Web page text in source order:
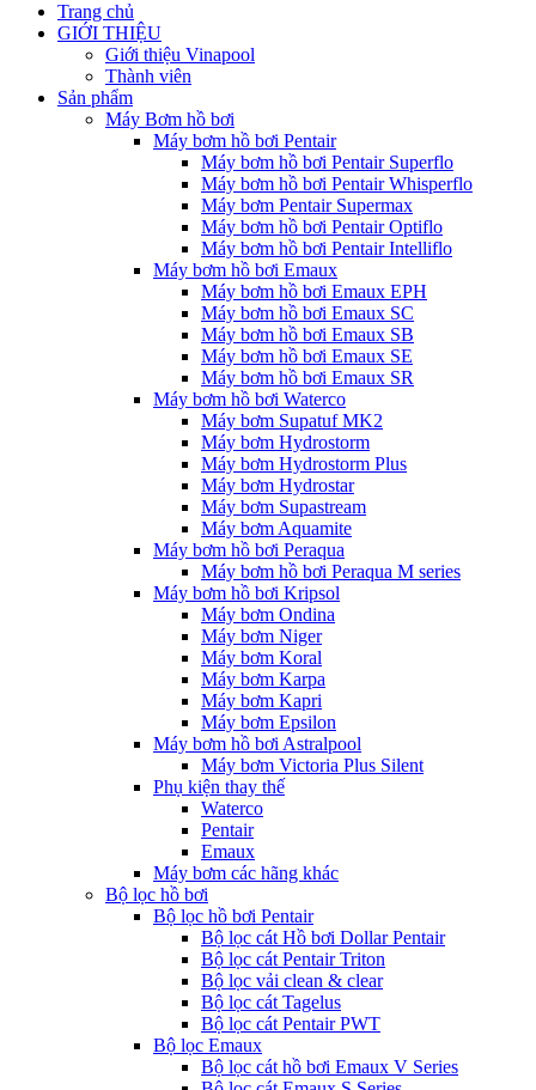
Trang chủ
GIỚI THIỆU
Giới thiệu Vinapool
Thành viên
Sản phẩm
Máy Bơm hồ bơi
Máy bơm hồ bơi Pentair
Máy bơm hồ bơi Pentair Superflo
Máy bơm hồ bơi Pentair Whisperflo
Máy bơm Pentair Supermax
Máy bơm hồ bơi Pentair Optiflo
Máy bơm hồ bơi Pentair Intelliflo
Máy bơm hồ bơi Emaux
Máy bơm hồ bơi Emaux EPH
Máy bơm hồ bơi Emaux SC
Máy bơm hồ bơi Emaux SB
Máy bơm hồ bơi Emaux SE
Máy bơm hồ bơi Emaux SR
Máy bơm hồ bơi Waterco
Máy bơm Supatuf MK2
Máy bơm Hydrostorm
Máy bơm Hydrostorm Plus
Máy bơm Hydrostar
Máy bơm Supastream
Máy bơm Aquamite
Máy bơm hồ bơi Peraqua
Máy bơm hồ bơi Peraqua M series
Máy bơm hồ bơi Kripsol
Máy bơm Ondina
Máy bơm Niger
Máy bơm Koral
Máy bơm Karpa
Máy bơm Kapri
Máy bơm Epsilon
Máy bơm hồ bơi Astralpool
Máy bơm Victoria Plus Silent
Phụ kiện thay thế
Waterco
Pentair
Emaux
Máy bơm các hãng khác
Bộ lọc hồ bơi
Bộ lọc hồ bơi Pentair
Bộ lọc cát Hồ bơi Dollar Pentair
Bộ lọc cát Pentair Triton
Bộ lọc vải clean & clear
Bộ lọc cát Tagelus
Bộ lọc cát Pentair PWT
Bộ lọc Emaux
Bộ lọc cát hồ bơi Emaux V Series